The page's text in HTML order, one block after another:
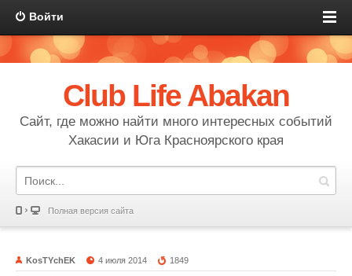
Войти
Club Life Abakan
Сайт, где можно найти много интересных событий
Хакасии и Юга Красноярского края
Полная версия сайта
KosTYchEK 4 июля 2014 1849